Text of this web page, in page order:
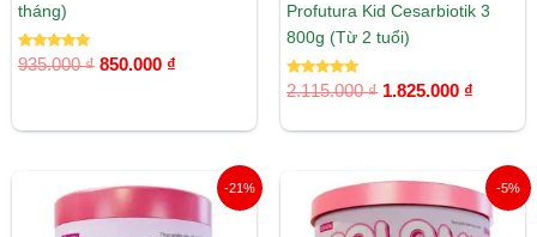
tháng)
Được xếp
hạng
935.000₫ 850.000 ₫
Profutura Kid Cesarbiotik 3
800g (Từ 2 tuổi)
Được xếp
hạng
2.115.000₫ 1.825.000 ₫
-21%
gốc
là:
Giá
hiện
tại
-5%
Giá
gốc
là:
Giá
hiện
tại